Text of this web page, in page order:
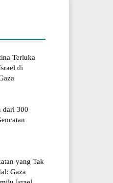
Terluka
di
dari 300
yang Tak
Gaza